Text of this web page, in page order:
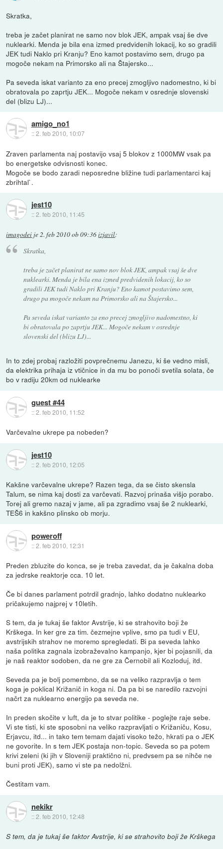
Skratka,
treba je začet planirat ne samo nov blok JEK, ampak vsaj še dve
nuklearki. Menda je bila ena izmed predvidenih lokacij, ko so gradili
JEK tudi Naklo pri Kranju? Eno kamot postavimo sem, drugo pa
mogoče nekam na Primorsko ali na Štajersko...
Pa seveda iskat varianto za eno precej zmogljivo nadomestno, ki bi
obratovala po zaprtju JEK... Mogoče nekam v osrednje slovenski
del (blizu LJ)...
amigo_no1
::2. feb 2010, 10:07
Zraven parlamenta naj postavijo vsaj 5 blokov z 1000MW vsak pa
bo energetske odvisnosti konec.
Mogoče se bodo zaradi neposredne bližine tudi parlamentarci kaj
zbrihtal`.
jest10
::2. feb 2010, 11:45
imagodei je2. feb 2010 ob 09:36izjavil:
Skratka,
treba je začet planirat ne samo nov blok JEK, ampak vsaj še dve
nuklearki. Menda je bila ena izmed predvidenih lokacij, ko so
gradili JEK tudi Naklo pri Kranju? Eno kamot postavimo sem,
drugo pa mogoče nekam na Primorsko ali na Štajersko...
Pa seveda iskat varianto za eno precej zmogljivo nadomestno, ki
bi obratovala po zaprtju JEK... Mogoče nekam v osrednje
slovenski del (blizu LJ)...
In to zdej probaj razložiti povprečnemu Janezu, ki še vedno misli,
da elektrika prihaja iz vtičnice in da mu bo ponoči svetila solata, če
bo v radiju 20km od nuklearke
guest #44
::2. feb 2010, 11:52
Varčevalne ukrepe pa nobeden?
jest10
::2. feb 2010, 12:05
Kakšne varčevalne ukrepe? Razen tega, da se čisto skensla
Talum, se nima kaj dosti za varčevati. Razvoj prinaša višjo porabo.
Torej ali gremo nazaj v jame, ali pa zgradimo vsaj še 2 nuklearki,
TEŠ6 in kakšno plinsko ob morju.
poweroff
::2. feb 2010, 12:31
Preden zbluzite do konca, se je treba zavedat, da je čakalna doba
za jedrske reaktorje cca. 10 let.
Če bi danes parlament potrdil gradnjo, lahko dodatno nuklearko
pričakujemo najprej v 10letih.
S tem, da je tukaj še faktor Avstrije, ki se strahovito boji že
Krškega. In ker gre za tim. čezmejne vplive, smo pa tudi v EU,
avstrijskih strahov ne moremo spregledati. Bi pa seveda lahko
naša politika zagnala izobraževalno kampanjo, kjer bi pojasnili, da
je naš reaktor sodoben, da ne gre za Černobil ali Kozloduj, itd.
Seveda pa je bolj pomembno, da se na veliko razpravlja o tem
koga je poklical Križanič in koga ni. Da pa bi se naredilo razvojni
načrt za nuklearno energijo pa seveda ne.
In preden skočite v luft, da je to stvar politike - poglejte raje sebe.
Vi ste tisti, ki ste sposobni na veliko razpravljati o Križaniču, Kosu,
Erjavcu, itd... in tako tem temam dajati visoko težo, hkrati pa o JEK
ne govorite. In s tem JEK postaja non-topic. Seveda so pa potem
krivi zeleni (ki jih v Sloveniji praktično ni, predvsem pa se nihče ne
buni proti JEK), samo vi ste pa nedolžni.
Čestitam vam.
nekikr
::2. feb 2010, 12:48
S tem, da je tukaj še faktor Avstrije, ki se strahovito boji že Krškega